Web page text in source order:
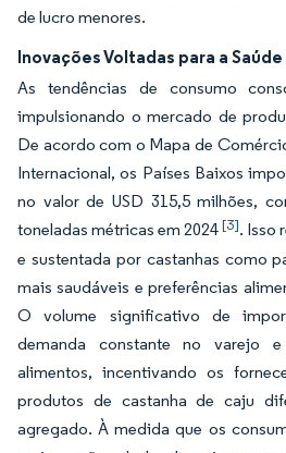
de lucro menores.
Inovações Voltadas para a Saúde
As tendências de consumo
impulsionando o mercado de
De acordo com o Mapa de
Internacional, os Países Baixos
no valor de USD 315,5 milhões,
toneladas métricas em 2024[3]. Isso
e sustentada por castanhas como
mais saudáveis e preferências
O volume significativo de
demanda constante no varejo
alimentos, incentivando os
produtos de castanha de caju
agregado. À medida que os